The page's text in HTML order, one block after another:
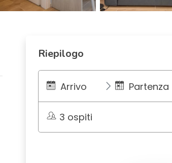
Riepilogo
Arrivo Partenza
3 ospiti